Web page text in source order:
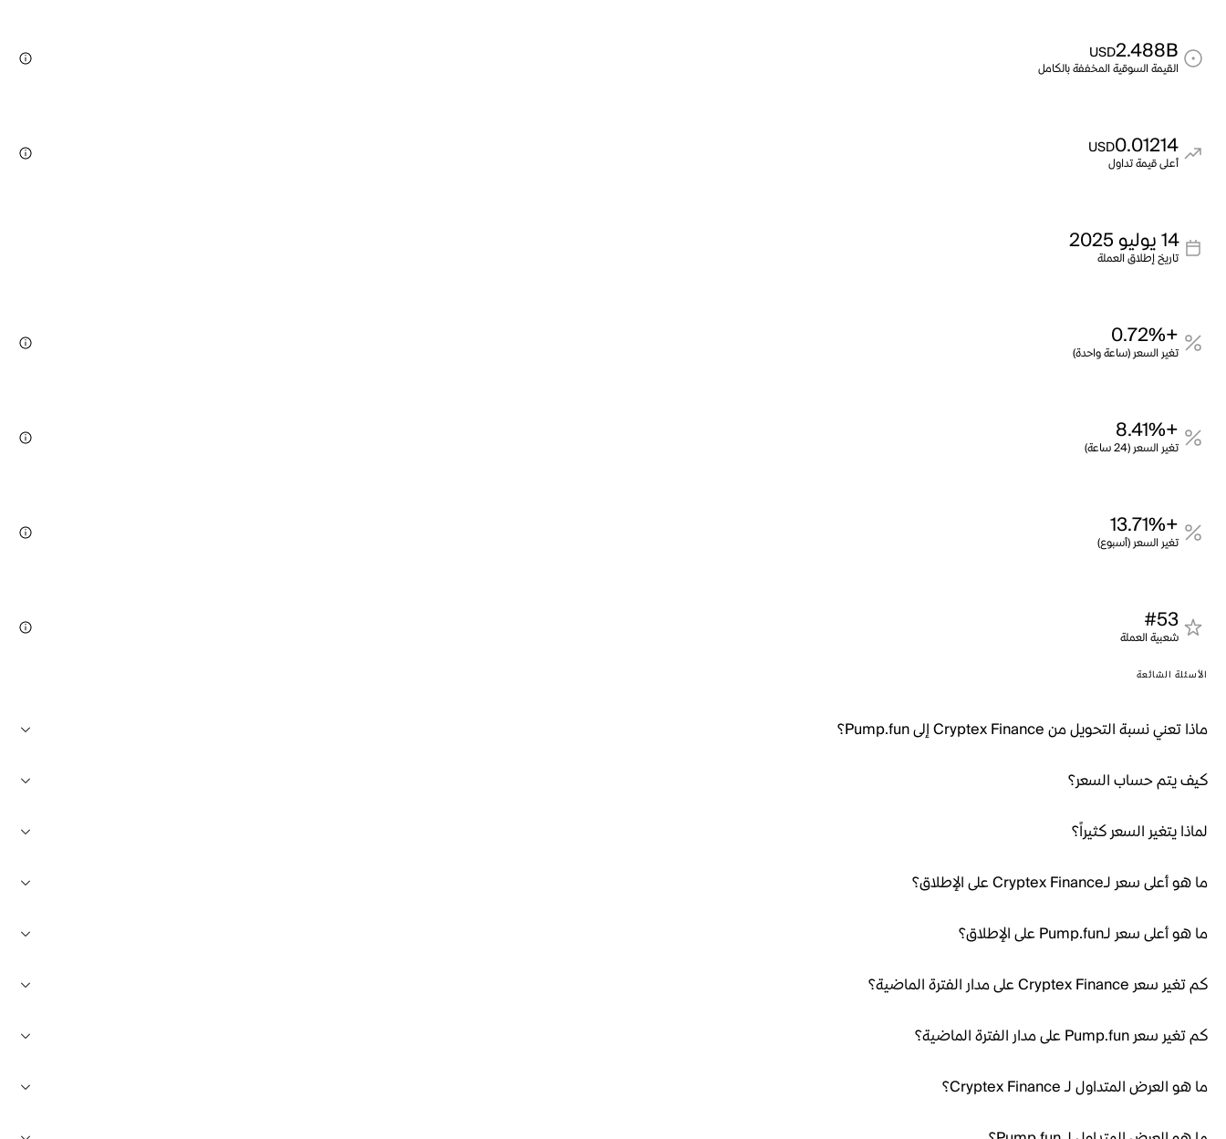
2.488B
USD
القيمة السوقية المخففة بالكامل
0.01214
USD
أعلى قيمة تداول
14 يوليو 2025
تاريخ إطلاق العملة
+0.72%
تغير السعر (ساعة واحدة)
+8.41%
تغير السعر (24 ساعة)
+13.71%
تغير السعر (أسبوع)
#53
شعبية العملة
الأسئلة الشائعة
ماذا تعني نسبة التحويل من Cryptex Finance إلى Pump.fun؟
كيف يتم حساب السعر؟
لماذا يتغير السعر كثيراً؟
ما هو أعلى سعر لـCryptex Finance على الإطلاق؟
ما هو أعلى سعر لـPump.fun على الإطلاق؟
كم تغير سعر Cryptex Finance على مدار الفترة الماضية؟
كم تغير سعر Pump.fun على مدار الفترة الماضية؟
ما هو العرض المتداول لـ Cryptex Finance؟